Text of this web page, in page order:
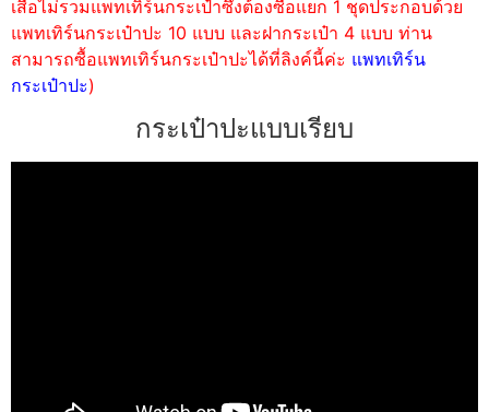
เสื้อไม่รวมแพทเทิร์นกระเป๋าซึ่งต้องซื้อแยก 1 ชุดประกอบด้วย
แพทเทิร์นกระเป๋าปะ 10 แบบ และฝากระเป๋า 4 แบบ ท่าน
สามารถซื้อแพทเทิร์นกระเป๋าปะได้ที่ลิงค์นี้ค่ะ แพทเทิร์น
กระเป๋าปะ)
กระเป๋าปะแบบเรียบ